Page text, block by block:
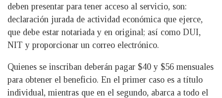
deben presentar para tener acceso al servicio, son:
declaración jurada de actividad económica que ejerce,
que debe estar notariada y en original; así como DUI,
NIT y proporcionar un correo electrónico.
Quienes se inscriban deberán pagar $40 y $56 mensuales
para obtener el beneficio. En el primer caso es a título
individual, mientras que en el segundo, abarca a todo el